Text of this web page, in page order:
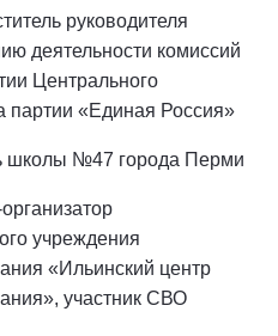
руководителя
деятельности комиссий
Центрального
партии «Единая Россия»
школы №47 города Перми
учреждения
«Ильинский центр
участник СВО